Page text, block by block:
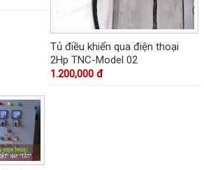
Tủ điều khiển qua điện thoại
2Hp TNC-Model 02
1.200,000 đ